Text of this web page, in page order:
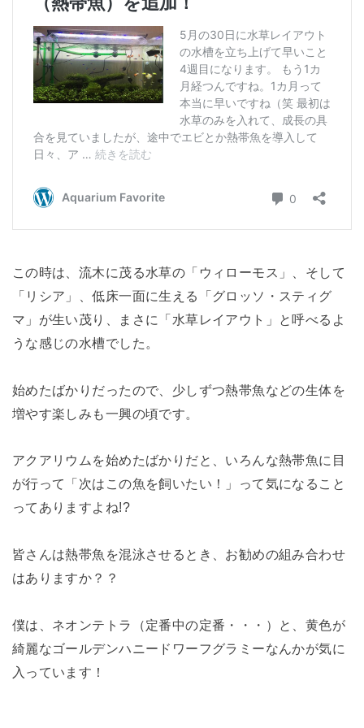
この時は、流木に茂る水草の「ウィローモス」、そして
「リシア」、低床一面に生える「グロッソ・スティグ
マ」が生い茂り、まさに「水草レイアウト」と呼べるよ
うな感じの水槽でした。
始めたばかりだったので、少しずつ熱帯魚などの生体を
増やす楽しみも一興の頃です。
アクアリウムを始めたばかりだと、いろんな熱帯魚に目
が行って「次はこの魚を飼いたい！」って気になること
ってありますよね!?
皆さんは熱帯魚を混泳させるとき、お勧めの組み合わせ
はありますか？？
僕は、ネオンテトラ（定番中の定番・・・）と、黄色が
綺麗なゴールデンハニードワーフグラミーなんかが気に
入っています！